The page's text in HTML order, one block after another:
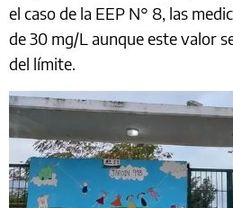
el caso de la EEP N° 8, las
de 30 mg/L aunque este valor
del límite.